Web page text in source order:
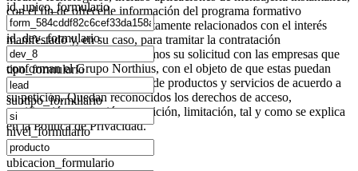
con el fin de ofrecerle información del programa formativo
seleccionado o de otros directamente relacionados con el interés
manifestado y, en su caso, para tramitar la contratación
correspondiente. Compartiremos su solicitud con las empresas que
conforman elGrupo Northius, con el objeto de que estas puedan
hacerle llegar la mejor oferta de productos y servicios de acuerdo a
su petición. Quedan reconocidos los derechos de acceso,
rectificación, supresión, oposición, limitación, tal y como se explica
en laPolítica de Privacidad.
id_unico_formulario
id_dev_formulario
tipo_formulario
subtipo_formulario
nivel_formulario
ubicacion_formulario